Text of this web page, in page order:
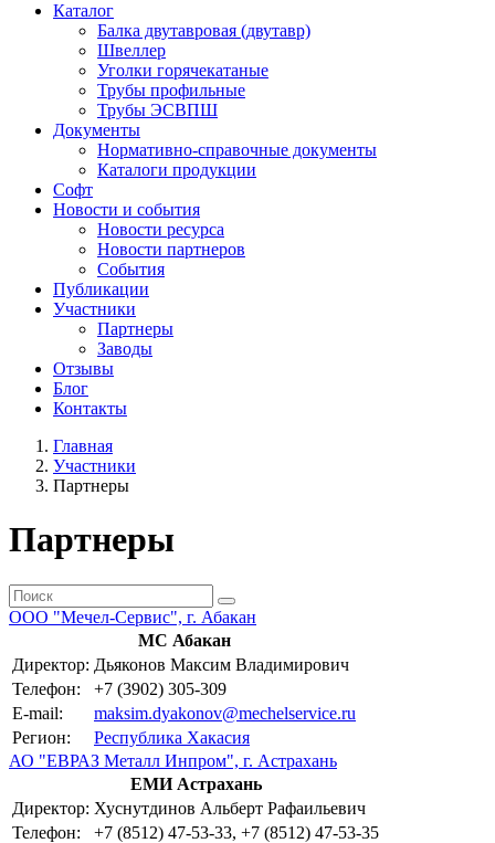
Каталог
Балка двутавровая (двутавр)
Швеллер
Уголки горячекатаные
Трубы профильные
Трубы ЭСВПШ
Документы
Нормативно-справочные документы
Каталоги продукции
Софт
Новости и события
Новости ресурса
Новости партнеров
События
Публикации
Участники
Партнеры
Заводы
Отзывы
Блог
Контакты
Главная
Участники
Партнеры
Партнеры
ООО "Мечел-Сервис", г. Абакан
МС Абакан
Директор: Дьяконов Максим Владимирович
Телефон:
+7 (3902) 305-309
E-mail:
maksim.dyakonov@mechelservice.ru
Регион:
Республика Хакасия
АО "ЕВРАЗ Металл Инпром", г. Астрахань
ЕМИ Астрахань
Директор: Хуснутдинов Альберт Рафаильевич
Телефон:
+7 (8512) 47-53-33, +7 (8512) 47-53-35